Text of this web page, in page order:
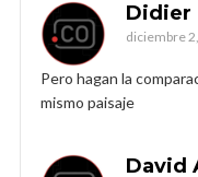
Didier
diciembre
Pero hagan la
mismo paisaje
David